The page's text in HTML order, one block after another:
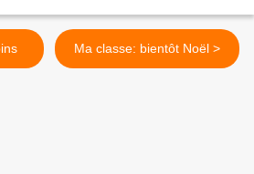
Ma classe: bientôt Noël >